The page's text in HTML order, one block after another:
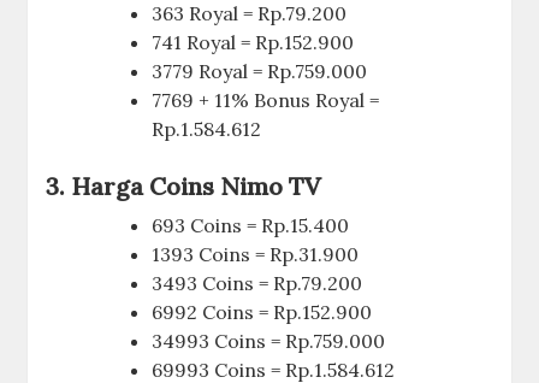
363 Royal = Rp.79.200
741 Royal = Rp.152.900
3779 Royal = Rp.759.000
7769 + 11% Bonus Royal =
Rp.1.584.612
3. Harga Coins Nimo TV
693 Coins = Rp.15.400
1393 Coins = Rp.31.900
3493 Coins = Rp.79.200
6992 Coins = Rp.152.900
34993 Coins = Rp.759.000
69993 Coins = Rp.1.584.612